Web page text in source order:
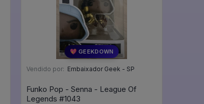
💖 GEEKDOWN
Vendido por: Embaixador Geek - SP
Funko Pop - Senna - League Of
Legends #1043